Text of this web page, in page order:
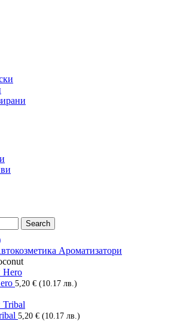
Search
Ароматизатори
5,20 € (10.17 лв.)
5,20 € (10.17 лв.)